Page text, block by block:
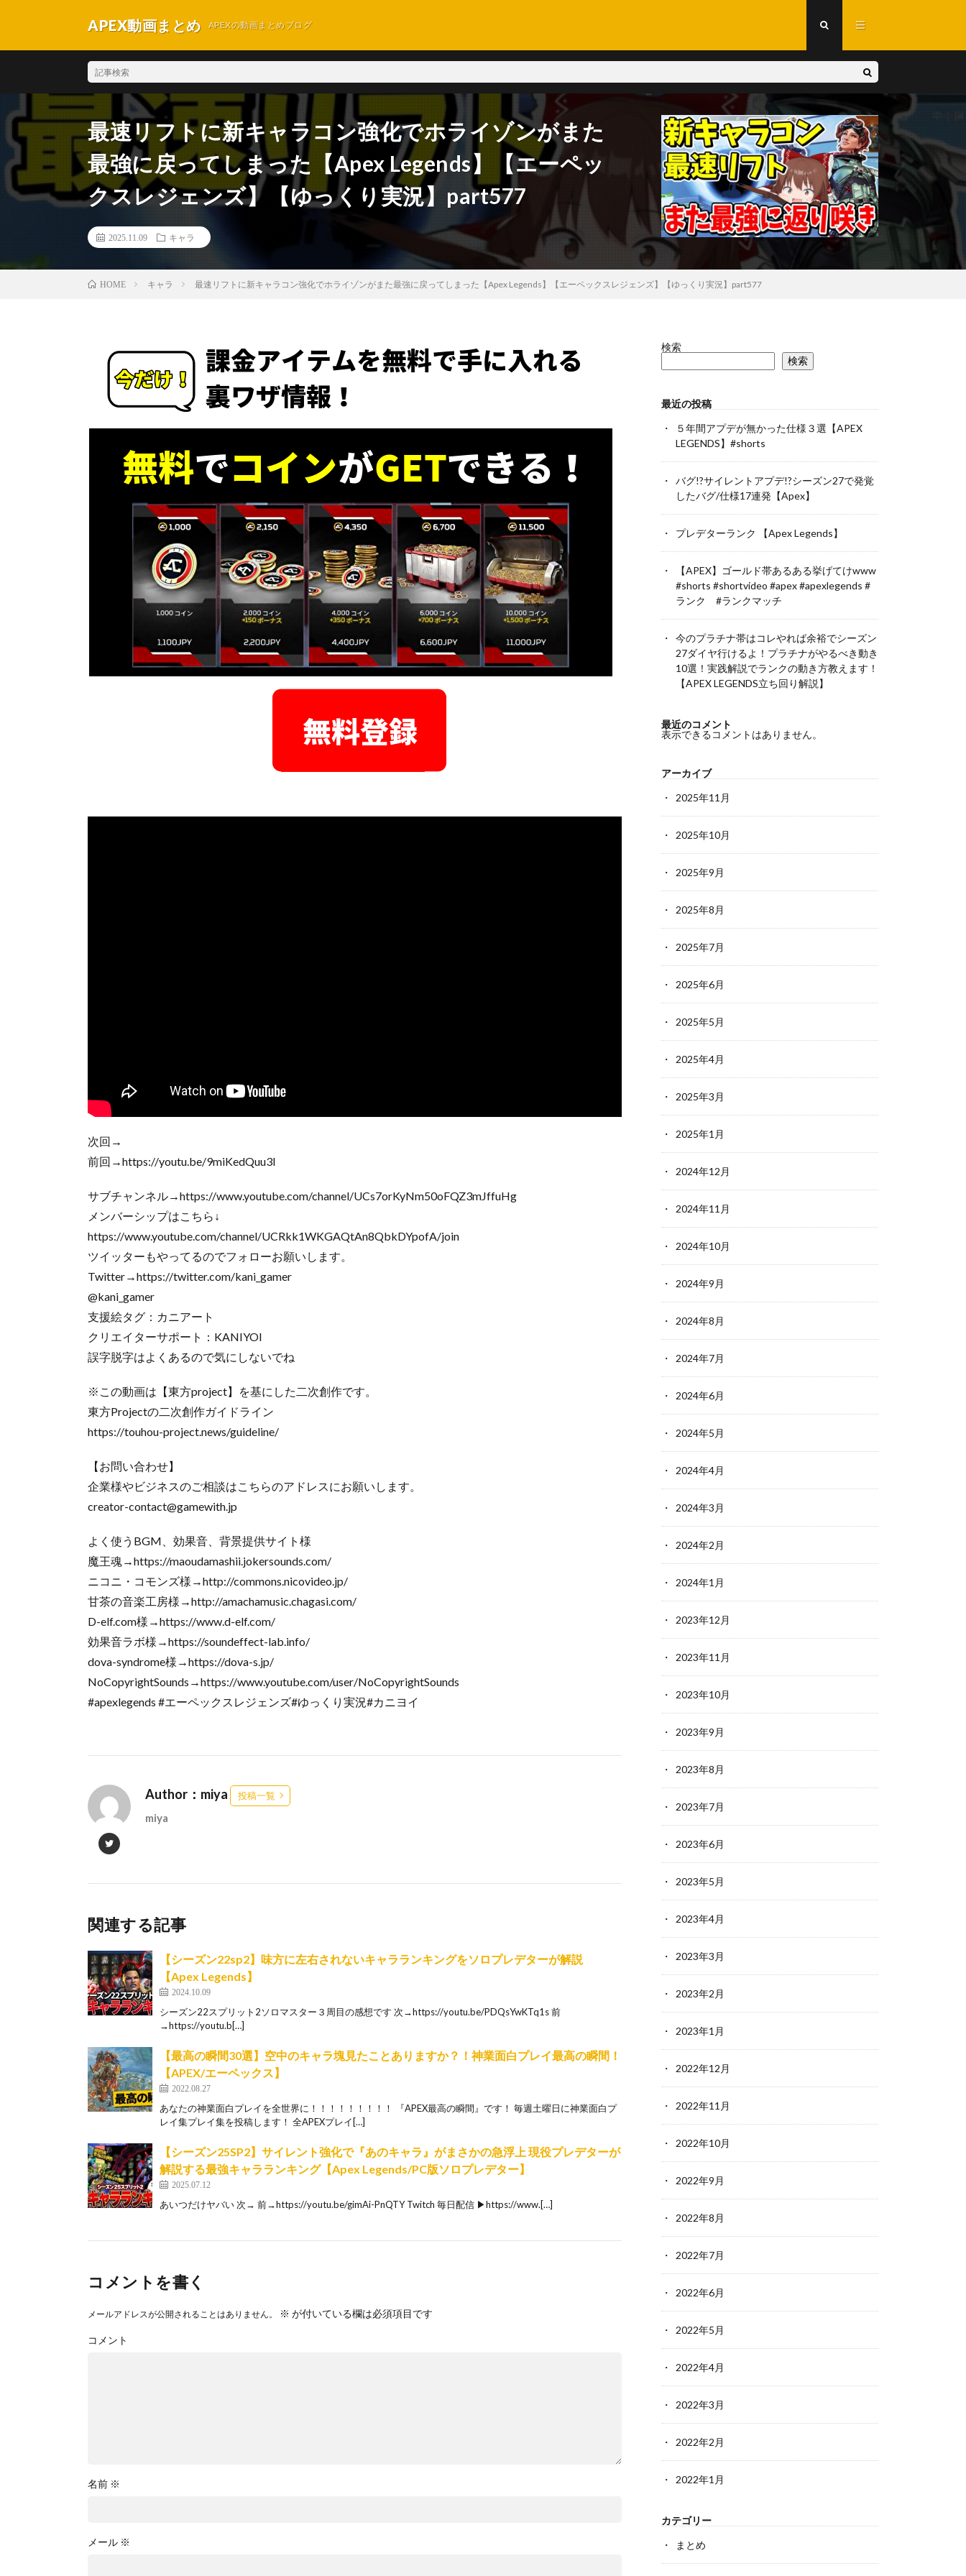
APEX動画まとめ APEXの動画まとめブログ
最速リフトに新キャラコン強化でホライゾンがまた
最強に戻ってしまった【Apex Legends】【エーペッ
クスレジェンズ】【ゆっくり実況】part577
2025.11.09 キャラ
HOME キャラ 最速リフトに新キャラコン強化でホライゾンがまた最強に戻ってしまった【Apex Legends】【エーペックスレジェンズ】【ゆっくり実況】part577
次回→
前回→https://youtu.be/9miKedQuu3I
サブチャンネル→https://www.youtube.com/channel/UCs7orKyNm50oFQZ3mJffuHg
メンバーシップはこちら↓
https://www.youtube.com/channel/UCRkk1WKGAQtAn8QbkDYpofA/join
ツイッターもやってるのでフォローお願いします。
Twitter→https://twitter.com/kani_gamer
@kani_gamer
支援絵タグ：カニアート
クリエイターサポート：KANIYOI
誤字脱字はよくあるので気にしないでね
※この動画は【東方project】を基にした二次創作です。
東方Projectの二次創作ガイドライン
https://touhou-project.news/guideline/
【お問い合わせ】
企業様やビジネスのご相談はこちらのアドレスにお願いします。
creator-contact@gamewith.jp
よく使うBGM、効果音、背景提供サイト様
魔王魂→https://maoudamashii.jokersounds.com/
ニコニ・コモンズ様→http://commons.nicovideo.jp/
甘茶の音楽工房様→http://amachamusic.chagasi.com/
D-elf.com様→https://www.d-elf.com/
効果音ラボ様→https://soundeffect-lab.info/
dova-syndrome様→https://dova-s.jp/
NoCopyrightSounds→https://www.youtube.com/user/NoCopyrightSounds
#apexlegends #エーペックスレジェンズ#ゆっくり実況#カニヨイ
Author：miya 投稿一覧
miya
関連する記事
【シーズン22sp2】味方に左右されないキャラランキングをソロプレデターが解説
【Apex Legends】
2024.10.09
シーズン22スプリット2ソロマスター３周目の感想です 次→https://youtu.be/PDQsYwKTq1s 前
→https://youtu.b[…]
【最高の瞬間30選】空中のキャラ塊見たことありますか？！神業面白プレイ最高の瞬間！
【APEX/エーペックス】
2022.08.27
あなたの神業面白プレイを全世界に！！！！！！！！！ 『APEX最高の瞬間』です！ 毎週土曜日に神業面白プ
レイ集プレイ集を投稿します！ 全APEXプレイ[…]
【シーズン25SP2】サイレント強化で『あのキャラ』がまさかの急浮上 現役プレデターが
解説する最強キャラランキング【Apex Legends/PC版ソロプレデター】
2025.07.12
あいつだけヤバい 次→ 前→https://youtu.be/gimAi-PnQTY Twitch 毎日配信 ▶https://www.[…]
コメントを書く
メールアドレスが公開されることはありません。 ※ が付いている欄は必須項目です
コメント
名前 ※
メール ※
検索
検索
最近の投稿
５年間アプデが無かった仕様３選【APEX
LEGENDS】#shorts
バグ!?サイレントアプデ!?シーズン27で発覚
したバグ/仕様17連発【Apex】
プレデターランク 【Apex Legends】
【APEX】ゴールド帯あるある挙げてけwww
#shorts #shortvideo #apex #apexlegends #
ランク #ランクマッチ
今のプラチナ帯はコレやれば余裕でシーズン
27ダイヤ行けるよ！プラチナがやるべき動き
10選！実践解説でランクの動き方教えます！
【APEX LEGENDS立ち回り解説】
最近のコメント
表示できるコメントはありません。
アーカイブ
2025年11月
2025年10月
2025年9月
2025年8月
2025年7月
2025年6月
2025年5月
2025年4月
2025年3月
2025年1月
2024年12月
2024年11月
2024年10月
2024年9月
2024年8月
2024年7月
2024年6月
2024年5月
2024年4月
2024年3月
2024年2月
2024年1月
2023年12月
2023年11月
2023年10月
2023年9月
2023年8月
2023年7月
2023年6月
2023年5月
2023年4月
2023年3月
2023年2月
2023年1月
2022年12月
2022年11月
2022年10月
2022年9月
2022年8月
2022年7月
2022年6月
2022年5月
2022年4月
2022年3月
2022年2月
2022年1月
カテゴリー
まとめ